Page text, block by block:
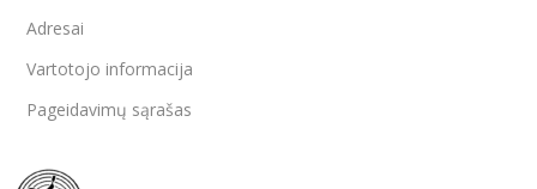
Adresai
Vartotojo informacija
Pageidavimų sąrašas